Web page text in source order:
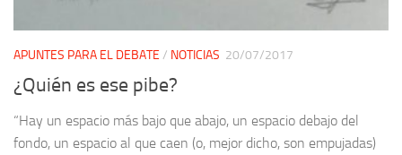
APUNTES PARA EL DEBATE / NOTICIAS 20/07/2017
¿Quién es ese pibe?
“Hay un espacio más bajo que abajo, un espacio debajo del
fondo, un espacio al que caen (o, mejor dicho, son empujadas)